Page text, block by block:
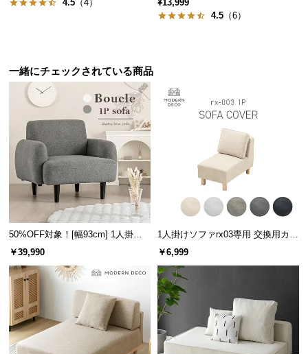
い
証
に
つ
い
て
会
員
規
に
つ
い
て
お
客
4.5 （4）
¥13,999
4.5 （6）
一緒にチェックされている商品
50%OFF対象！[幅93cm] 1人掛け
ソファ
￥39,990
1人掛けソファrx03専用 交換用カバ
ー
￥6,999